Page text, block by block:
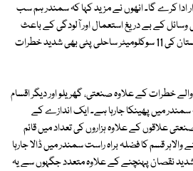
ادا کرے گا۔ انھوں نے مزید کہا کہ سمندر ہم سب
وسائل کے بے دریغ استعمال اور آلودگی کے باعث
شدید خطرات سے دوچار ہیں۔ پاکستان کی 11 سوکلومیٹر ساحلی پٹی بھی شدید خطرات
خطرات کے علاوہ صنعتی، گھریلو اور دیگر اقسام
میں پھینکا جارہا ہے۔ ایک اندازے کے
علاقوں کے علاوہ ہزاروں کی تعداد میں قائم
قسم کا فضلہ براہ راست سمندر میں ڈالا جارہا
نقصان پہنچنے کے علاوہ متعدد جگہوں سے یہ